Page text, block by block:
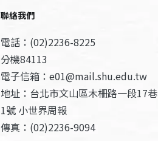
聯絡我們
電話：(02)2236-8225
分機84113
電子信箱：e01@mail.shu.edu.tw
地址：台北市文山區木柵路一段17巷
1號 小世界周報
傳真：(02)2236-9094